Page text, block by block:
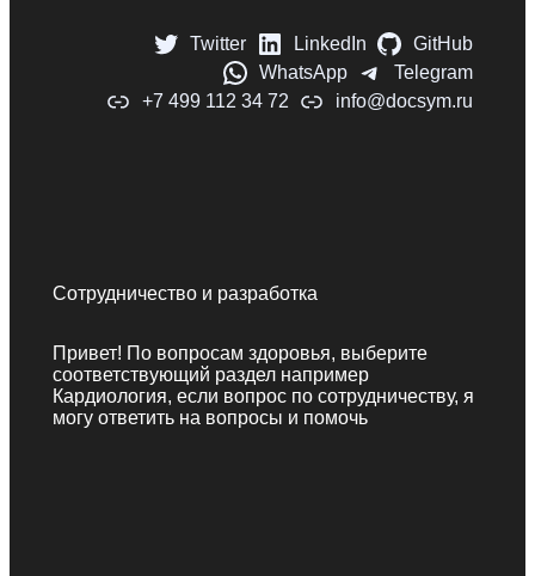
Twitter LinkedIn
GitHub
WhatsApp
Telegram
+7 499 112 34 72
info@docsym.ru
Сотрудничество и разработка
Привет! По вопросам здоровья, выберите
соответствующий раздел например
Кардиология, если вопрос по сотрудничеству, я
могу ответить на вопросы и помочь